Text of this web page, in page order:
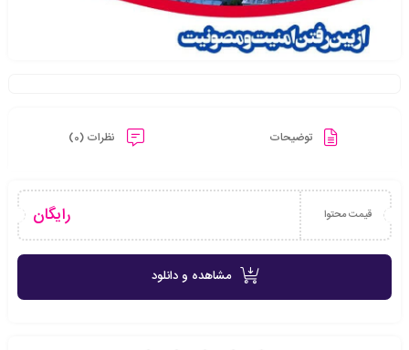
توضیحات نظرات (0)
قیمت محتوا رایگان
مشاهده و دانلود